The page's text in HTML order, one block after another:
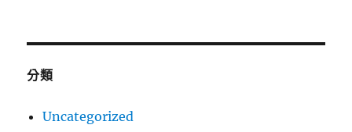
分類
Uncategorized